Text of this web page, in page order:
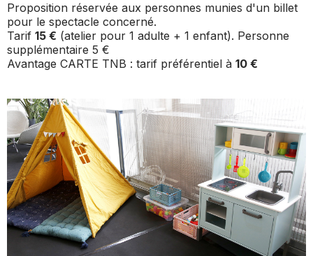
Proposition réservée aux personnes munies d'un billet
pour le spectacle concerné.
Tarif 15 € (atelier pour 1 adulte + 1 enfant). Personne
supplémentaire 5 €
Avantage CARTE TNB : tarif préférentiel à 10 €